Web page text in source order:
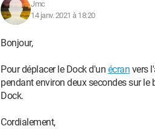
Jmc
14 janv. 2021 à 18:20
Bonjour,
Pour déplacer le Dock d'un écran vers
pendant environ deux secondes sur le
Dock.
Cordialement,